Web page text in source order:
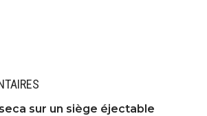
sur un siège éjectable